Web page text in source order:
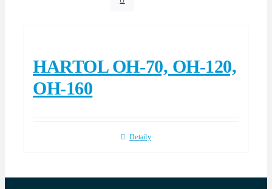
HARTOL OH-70, OH-120,
OH-160
Detaily